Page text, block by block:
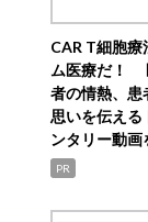
CAR T細胞療
ム医療だ！
者の情熱、患
思いを伝える
ンタリー動画
PR